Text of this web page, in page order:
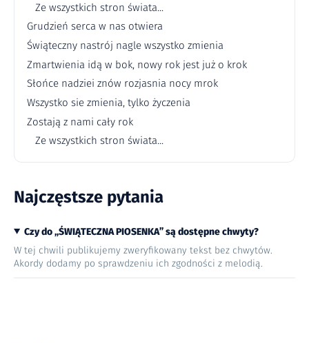
Ze wszystkich stron świata...
Grudzień serca w nas otwiera
Świąteczny nastrój nagle wszystko zmienia
Zmartwienia idą w bok, nowy rok jest już o krok
Słońce nadziei znów rozjasnia nocy mrok
Wszystko sie zmienia, tylko życzenia
Zostają z nami cały rok
Ze wszystkich stron świata...
Najczęstsze pytania
Czy do „ŚWIĄTECZNA PIOSENKA” są dostępne chwyty?
W tej chwili publikujemy zweryfikowany tekst bez chwytów.
Akordy dodamy po sprawdzeniu ich zgodności z melodią.